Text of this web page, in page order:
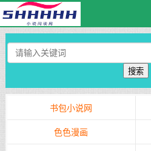
搜索
书包小说网
色色漫画